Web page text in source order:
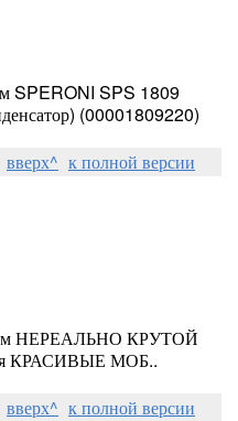
SPERONI SPS 1809
(00001809220)
вверх^ к полной версии
НЕРЕАЛЬНО КРУТОЙ
КРАСИВЫЕ МОБ..
вверх^ к полной версии